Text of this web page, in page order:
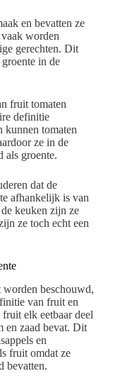
en bevatten ze
worden
gerechten. Dit
in de
fruit tomaten
definitie
kunnen tomaten
ze in de
als groente.
dat de
afhankelijk is van
keuken zijn ze
ze toch echt een
beschouwd,
van fruit en
elk eetbaar deel
en zaad bevat. Dit
en
fruit omdat ze
bevatten.